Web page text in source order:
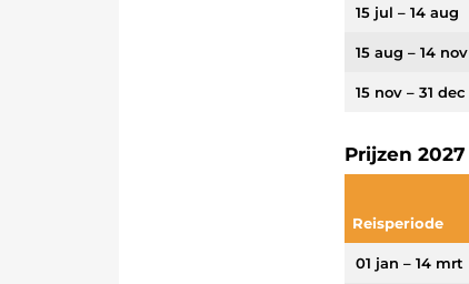
15 jul – 14 aug
15 aug – 14 nov
15 nov – 31 dec
Prijzen 2027
Reisperiode
01 jan – 14 mrt